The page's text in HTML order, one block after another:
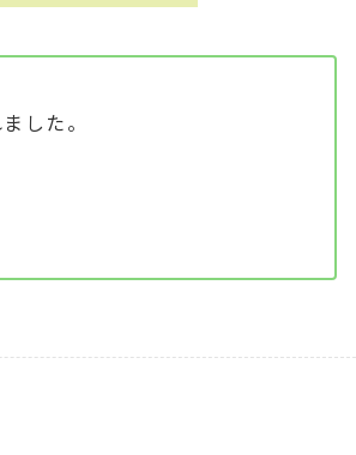
した。